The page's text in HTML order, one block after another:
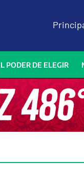
PODER DE ELEGIR